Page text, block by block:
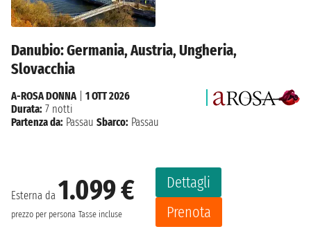
Danubio: Germania, Austria, Ungheria,
Slovacchia
Esterna da 1.099 €
prezzo per persona Tasse incluse
Dettagli
Prenota
A-ROSA DONNA
1 OTT 2026
Durata: 7 notti
Partenza da: Passau Sbarco: Passau